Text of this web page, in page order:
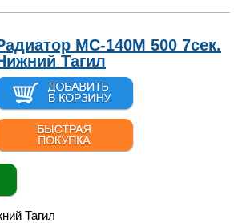
МС-140М 500 7сек.
Тагил
Тагил